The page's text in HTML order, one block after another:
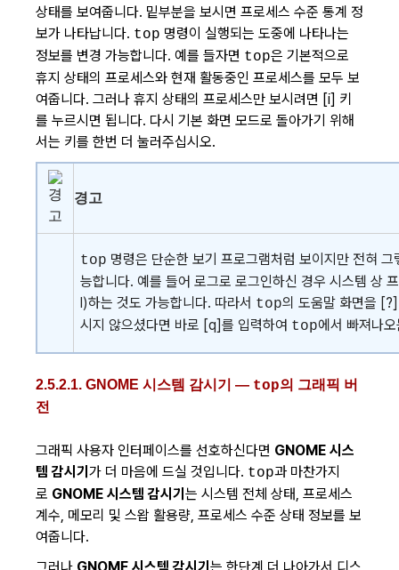
상태를 보여줍니다. 밑부분을 보시면 프로세스 수준 통계 정
보가 나타납니다. top 명령이 실행되는 도중에 나타나는
정보를 변경 가능합니다. 예를 들자면 top은 기본적으로
휴지 상태의 프로세스와 현재 활동중인 프로세스를 모두 보
여줍니다. 그러나 휴지 상태의 프로세스만 보시려면 [i] 키
를 누르시면 됩니다. 다시 기본 화면 모드로 돌아가기 위해
서는 키를 한번 더 눌러주십시오.
경고
top 명령은 단순한 보기 프로그램처럼 보이지만 전혀 그
능합니다. 예를 들어 로그로 로그인하신 경우 시스템 상
l)하는 것도 가능합니다. 따라서 top의 도움말 화면을 [?]
시지 않으셨다면 바로 [q]를 입력하여 top에서 빠져나
2.5.2.1. GNOME 시스템 감시기 — top의 그래픽 버
전
그래픽 사용자 인터페이스를 선호하신다면 GNOME 시스
템 감시기 가 더 마음에 드실 것입니다. top과 마찬가지
로 GNOME 시스템 감시기 는 시스템 전체 상태, 프로세스
계수, 메모리 및 스왑 활용량, 프로세스 수준 상태 정보를 보
여줍니다.
그러나 GNOME 시스템 감시기 는 한단계 더 나아가서 디스